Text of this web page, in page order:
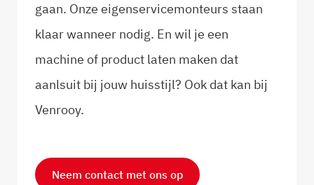
gaan. Onze eigenservicemonteurs staan
klaar wanneer nodig. En wil je een
machine of product laten maken dat
aanlsuit bij jouw huisstijl? Ook dat kan bij
Venrooy.
Neem contact met ons op